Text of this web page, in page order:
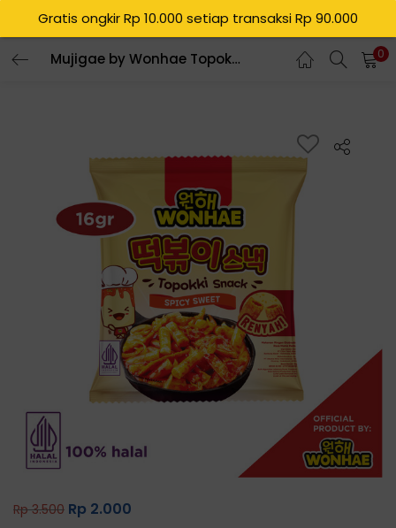
Mujigae by Wonhae Topokki Snack Sweet & Spicy 16 gr 0
Rp3.500 Rp 2.000
Gratis ongkir Rp 10.000 setiap transaksi Rp 90.000